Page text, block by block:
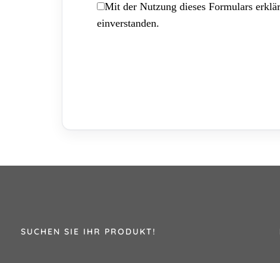
Mit der Nutzung dieses Formulars
einverstanden.
SUCHEN SIE IHR PRODUKT!